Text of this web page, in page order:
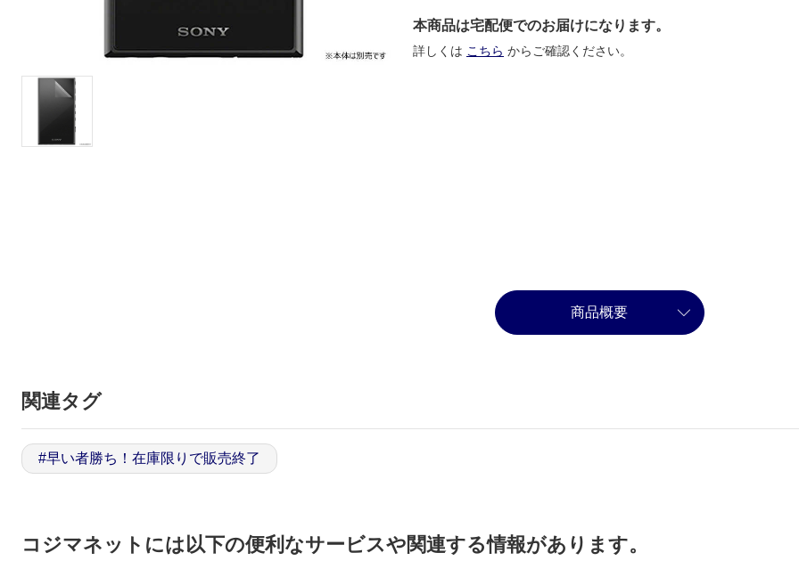
本商品は宅配便でのお届けになります。
詳しくは こちら からご確認ください。
商品概要
関連タグ
#早い者勝ち！在庫限りで販売終了
コジマネットには以下の便利なサービスや関連する情報があります。